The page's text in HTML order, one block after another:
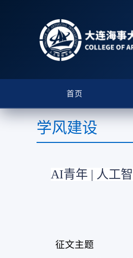
首页
学风建设
AI青年 | 人工
征文主题